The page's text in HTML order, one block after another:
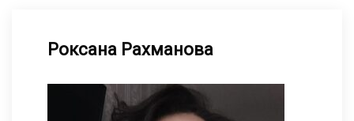
Роксана Рахманова